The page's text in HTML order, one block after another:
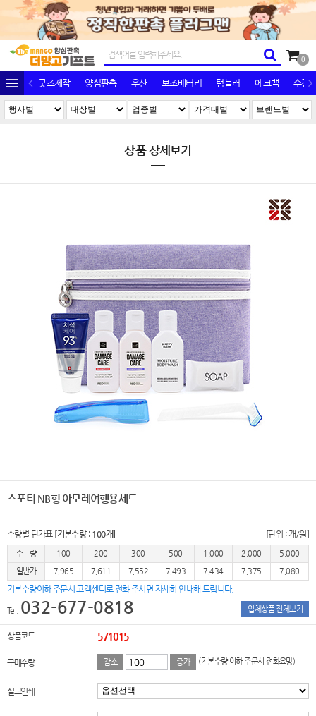
0
굿즈제작 양심판촉 우산 보조배터리 텀블러 에코백 수건/
상품 상세보기
스포티 NB형 아모레여행용세트
수량별 단가표 [기본수량 : 100개] [단위 : 개/원]
수 량 100 200 300 500 1,000 2,000
5,000
일반가
7,965 7,611 7,552 7,493 7,434 7,375 7,080
기본수량이하 주문시 고객센터로 전화 주시면 자세히 안내해 드립니다.
Tel. 032-677-0818 업체상품 전체보기
상품코드 571015
구매수량 감소 증가 (기본수량 이하 주문시 전화요망)
실크인쇄